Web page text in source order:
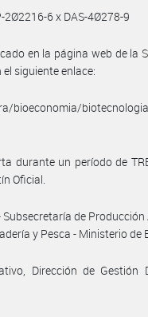
2Ø2216-6 x DAS-4Ø278-9
en la página web de la
el siguiente enlace:
bioeconomia/
durante un período de
Oficial.
Subsecretaría de
y Pesca - Ministerio de
Dirección de Gestión